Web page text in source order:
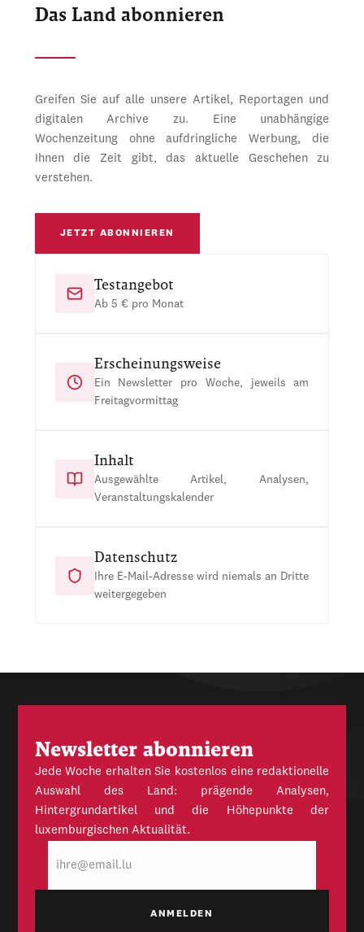
Das Land abonnieren
Greifen Sie auf alle unsere Artikel, Reportagen und
digitalen Archive zu. Eine unabhängige
Wochenzeitung ohne aufdringliche Werbung, die
Ihnen die Zeit gibt, das aktuelle Geschehen zu
verstehen.
JETZT ABONNIEREN
Testangebot
Ab 5 € pro Monat
Erscheinungsweise
Ein Newsletter pro Woche, jeweils am
Freitagvormittag
Inhalt
Ausgewählte Artikel, Analysen,
Veranstaltungskalender
Datenschutz
Ihre E-Mail-Adresse wird niemals an Dritte
weitergegeben
Newsletter abonnieren
Jede Woche erhalten Sie kostenlos eine redaktionelle
Auswahl des Land: prägende Analysen,
Hintergrundartikel und die Höhepunkte der
luxemburgischen Aktualität.
Mail